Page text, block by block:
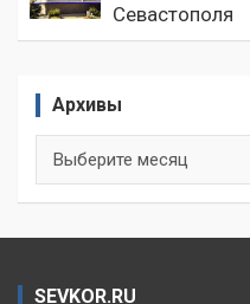
Севастополя
Архивы
SEVKOR.RU